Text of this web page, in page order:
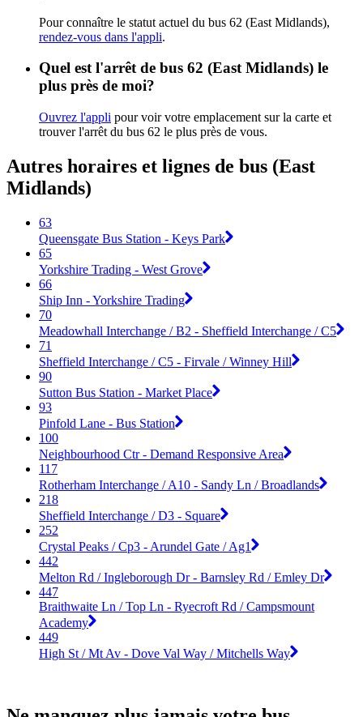
Pour connaître le statut actuel du bus 62 (East Midlands),
rendez-vous dans l'appli.
Quel est l'arrêt de bus 62 (East Midlands) le
plus près de moi?
Ouvrez l'appli pour voir votre emplacement sur la carte et
trouver l'arrêt du bus 62 le plus près de vous.
Autres horaires et lignes de bus (East
Midlands)
63
Queensgate Bus Station - Keys Park
65
Yorkshire Trading - West Grove
66
Ship Inn - Yorkshire Trading
70
Meadowhall Interchange / B2 - Sheffield Interchange / C5
71
Sheffield Interchange / C5 - Firvale / Winney Hill
90
Sutton Bus Station - Market Place
93
Pinfold Lane - Bus Station
100
Neighbourhood Ctr - Demand Responsive Area
117
Rotherham Interchange / A10 - Sandy Ln / Broadlands
218
Sheffield Interchange / D3 - Square
252
Crystal Peaks / Cp3 - Arundel Gate / Ag1
442
Melton Rd / Ingleborough Dr - Barnsley Rd / Emley Dr
447
Braithwaite Ln / Top Ln - Ryecroft Rd / Campsmount
Academy
449
High St / Mt Av - Dove Val Way / Mitchells Way